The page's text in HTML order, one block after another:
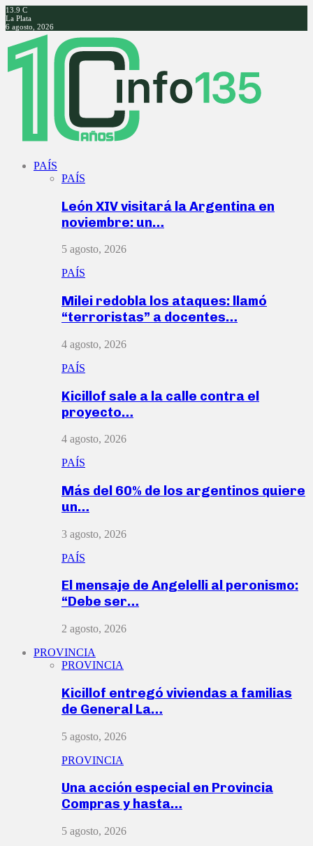
13.9 C
La Plata
6 agosto, 2026
Facebook
Twitter
Instagram
Youtube
PAÍS
PAÍS
León XIV visitará la Argentina en
noviembre: un…
5 agosto, 2026
PAÍS
Milei redobla los ataques: llamó
“terroristas” a docentes…
4 agosto, 2026
PAÍS
Kicillof sale a la calle contra el
proyecto…
4 agosto, 2026
PAÍS
Más del 60% de los argentinos quiere
un…
3 agosto, 2026
PAÍS
El mensaje de Angelelli al peronismo:
“Debe ser…
2 agosto, 2026
PROVINCIA
PROVINCIA
Kicillof entregó viviendas a familias
de General La…
5 agosto, 2026
PROVINCIA
Una acción especial en Provincia
Compras y hasta…
5 agosto, 2026